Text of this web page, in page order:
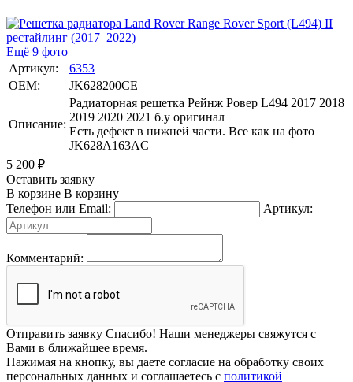
Ещё 9 фото
Артикул:
6353
OEM:
JK628200CE
Описание:
Радиаторная решетка Рейнж Ровер L494 2017 2018
2019 2020 2021 б.у оригинал
Есть дефект в нижней части. Все как на фото
JK628A163AC
5 200 ₽
Оставить заявку
В корзине В корзину
Телефон или Email:
Артикул:
Комментарий:
Отправить заявку Спасибо! Наши менеджеры свяжутся с
Вами в ближайшее время.
Нажимая на кнопку, вы даете согласие на обработку своих
персональных данных и соглашаетесь с политикой